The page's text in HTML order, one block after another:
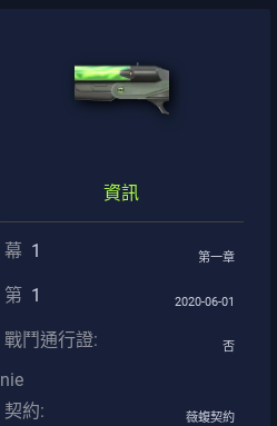
資訊
幕 1 第一章
第 1 2020-06-01
戰鬥通行證: 否
nie
契約:
薇蝮契約